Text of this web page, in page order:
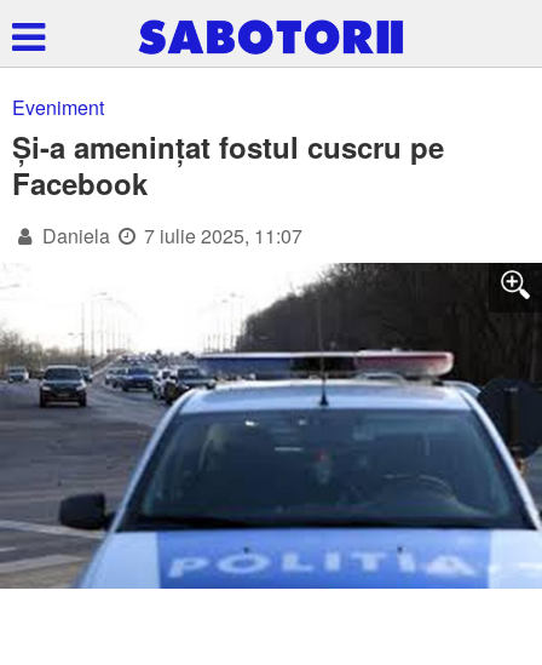
Eveniment
Și-a amenințat fostul cuscru pe
Facebook
Daniela 7 iulie 2025, 11:07